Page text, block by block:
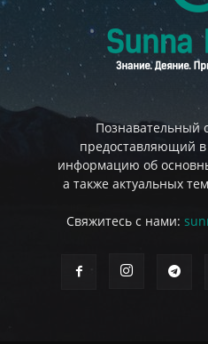
Познавательный
предоставляющий
информацию об
а также актуальных
Свяжитесь с нами: